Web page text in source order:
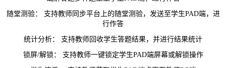
随堂测验： 支持教师同步平台上的随堂测验，发送至学生PAD端，进
行作答
统计分析： 支持教师回收学生答题结果，并进行结果统计
锁屏/解锁： 支持教师一键锁定学生PAD端屏幕或解锁操作